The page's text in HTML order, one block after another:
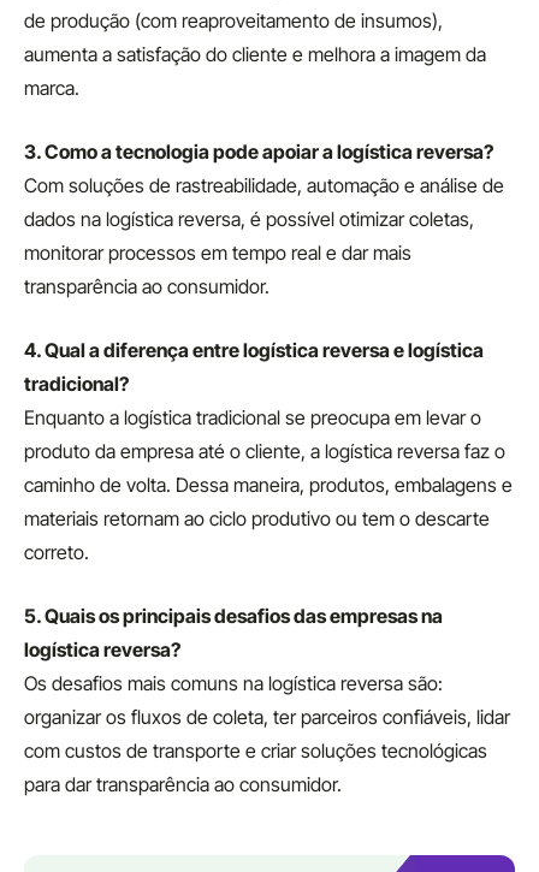
de produção (com reaproveitamento de insumos),
aumenta a satisfação do cliente e melhora a imagem da
marca.
3. Como a tecnologia pode apoiar a logística reversa?
Com soluções de rastreabilidade, automação e análise de
dados na logística reversa, é possível otimizar coletas,
monitorar processos em tempo real e dar mais
transparência ao consumidor.
4. Qual a diferença entre logística reversa e logística
tradicional?
Enquanto a logística tradicional se preocupa em levar o
produto da empresa até o cliente, a logística reversa faz o
caminho de volta. Dessa maneira, produtos, embalagens e
materiais retornam ao ciclo produtivo ou tem o descarte
correto.
5. Quais os principais desafios das empresas na
logística reversa?
Os desafios mais comuns na logística reversa são:
organizar os fluxos de coleta, ter parceiros confiáveis, lidar
com custos de transporte e criar soluções tecnológicas
para dar transparência ao consumidor.